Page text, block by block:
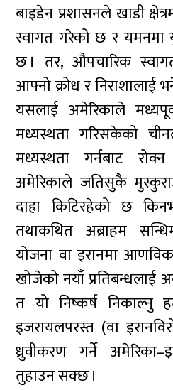
बाइडेन प्रशासनले खाडी
स्वागत गरेको छ र यमनमा
छ । तर, औपचारिक
आफ्नो क्रोध र
यसलाई अमेरिकाले
मध्यस्थता गरिसकेको
मध्यस्थता गर्नबाट
अमेरिकाले जतिसुकै
दाह्रा किटिरहेको छ
तथाकथित अब्राहम
योजना वा इरानमा
खोजेको नयाँ प्रतिबन्धलाई
त यो निष्कर्ष निकाल्नु
इजरायलपरस्त (वा
ध्रुवीकरण गर्ने
तुहाउन सक्छ ।